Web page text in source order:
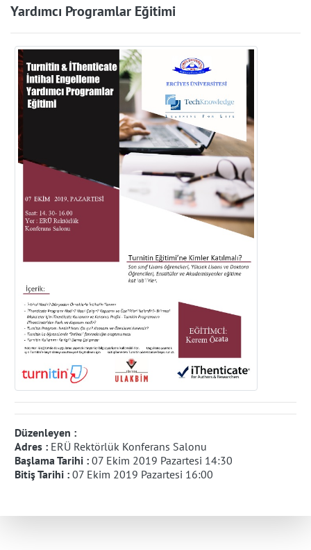
Yardımcı Programlar Eğitimi
Düzenleyen :
Adres : ERÜ Rektörlük Konferans Salonu
Başlama Tarihi : 07 Ekim 2019 Pazartesi 14:30
Bitiş Tarihi : 07 Ekim 2019 Pazartesi 16:00